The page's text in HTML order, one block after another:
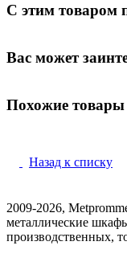
С этим товаром
Вас может
Похожие товары
Назад к списку
2009-2026,
металлические
производственных,